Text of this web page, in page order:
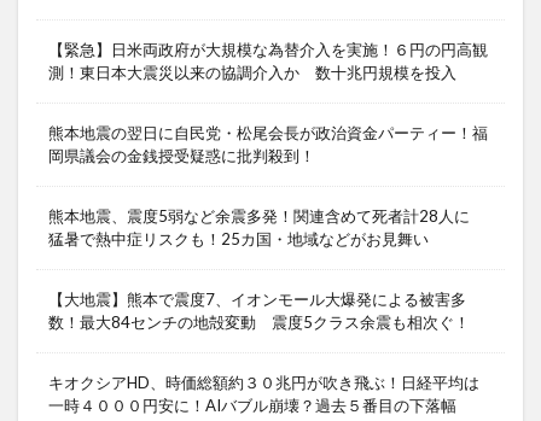
【緊急】日米両政府が大規模な為替介入を実施！６円の円高観
測！東日本大震災以来の協調介入か 数十兆円規模を投入
熊本地震の翌日に自民党・松尾会長が政治資金パーティー！福
岡県議会の金銭授受疑惑に批判殺到！
熊本地震、震度5弱など余震多発！関連含めて死者計28人に
猛暑で熱中症リスクも！25カ国・地域などがお見舞い
【大地震】熊本で震度7、イオンモール大爆発による被害多
数！最大84センチの地殻変動 震度5クラス余震も相次ぐ！
キオクシアHD、時価総額約３０兆円が吹き飛ぶ！日経平均は
一時４０００円安に！AIバブル崩壊？過去５番目の下落幅